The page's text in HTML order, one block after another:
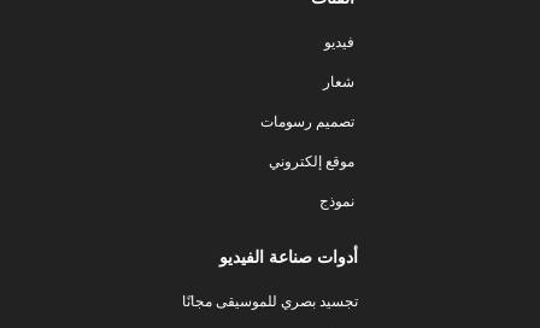
فيديو
شعار
تصميم رسومات
موقع إلكتروني
نموذج
أدوات صناعة الفيديو
تجسيد بصري للموسيقى مجانًا